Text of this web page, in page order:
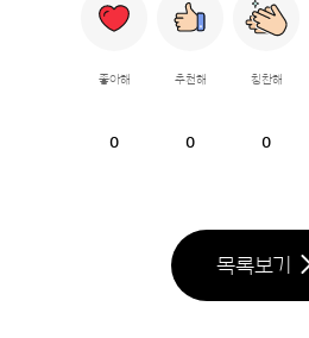
좋아해
0
추천해
0
칭찬해
0
목록보기